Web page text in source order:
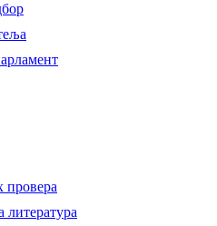
провера